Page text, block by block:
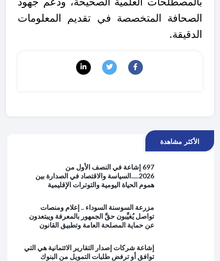
الصحافة المتخصصة في تقديم المعلومات
الدقيقة.
الأكثر مشاهدة
697 إشاعة في النصف الأول من
2026.....السياسة والاقتصاد في الصدارة بين
هموم الحياة اليومية والتوترات الإقليمية
مزرعة السوسنة السوداء .. إعلام ومنصات
تواصل يُغيِّبون حقَّ الجمهور بالمعرفة ويبتعدون
عن حماية المصلحة العامة وتطبيق القانون
إشاعة شركات إصدار التقارير الائتمانية هي التي
توافق أو ترفض طلبات التمويل من البنوك